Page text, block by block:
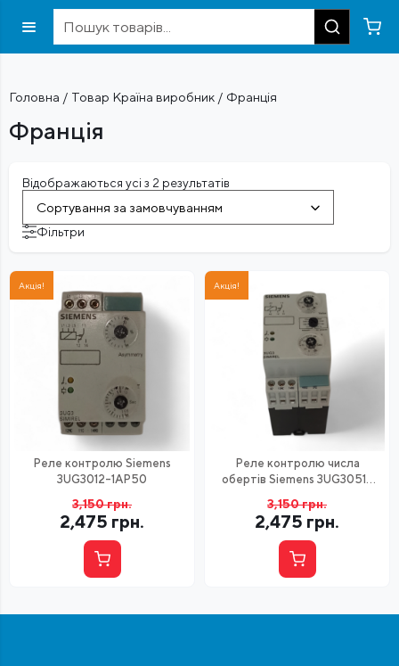
Головна / Товар Країна виробник / Франція
Франція
Відображаються усі з 2 результатів
Сортування за замовчуванням
Фільтри
Акція!
Реле контролю Siemens
3UG3012-1AP50
3,150грн.
2,475 грн.
Акція!
Реле контролю числа
обертів Siemens 3UG3051-
3,150грн.
2,475 грн.